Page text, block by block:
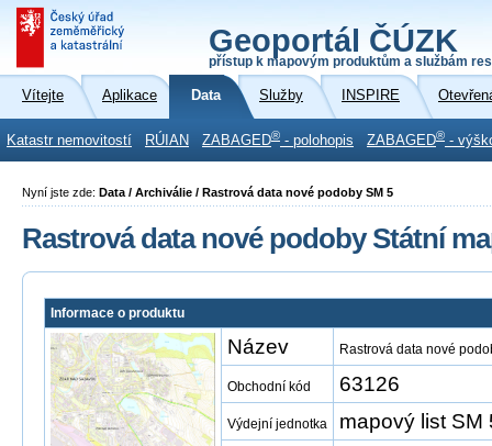
Geoportál ČÚZK
přístup k mapovým produktům a službám
Vítejte Aplikace Data Služby INSPIRE
Katastr nemovitostí RÚIAN ZABAGED® - polohopis ZABAGED® -
Nyní jste zde: Data / Archiválie / Rastrová data nové podoby SM 5
Rastrová data nové podoby Státní
Informace o produktu
Název Rastrová data nové
Obchodní kód 63126
Výdejní jednotka mapový list SM